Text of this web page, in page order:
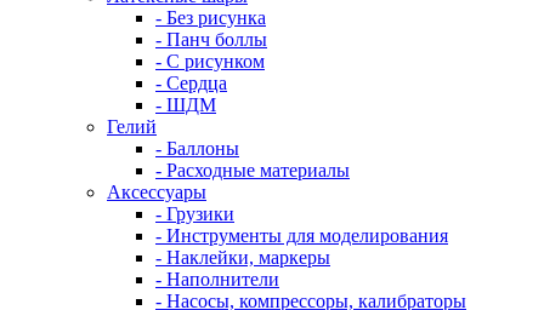
- Без рисунка
- Панч боллы
- С рисунком
- Сердца
- ШДМ
Гелий
- Баллоны
- Расходные материалы
Аксессуары
- Грузики
- Инструменты для моделирования
- Наклейки, маркеры
- Наполнители
- Насосы, компрессоры, калибраторы